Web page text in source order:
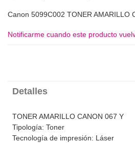
Canon 5099C002 TONER AMARILLO
Notificarme cuando este producto
Detalles
TONER AMARILLO CANON 067 Y
Tipología: Toner
Tecnología de impresión: Láser